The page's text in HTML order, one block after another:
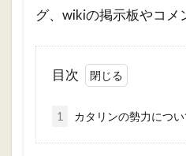
グ、wikiの掲示板やコメ
目次
1 カタリンの勢力につい